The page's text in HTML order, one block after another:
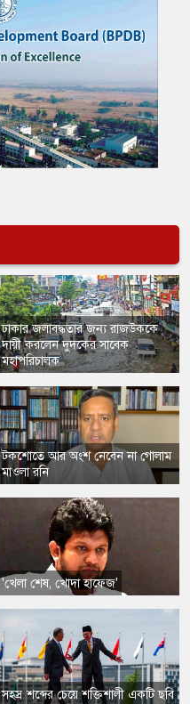
ঢাকার জলাবদ্ধতার জন্য রাজউককে
দায়ী করলেন দুদকের সাবেক
মহাপরিচালক
টকশোতে ​আর অংশ নেবেন না গোলাম
মাওলা রনি
'খেলা শেষ, খোদা হাফেজ'
​সহস্র শব্দের চেয়ে শক্তিশালী একটি ছবি